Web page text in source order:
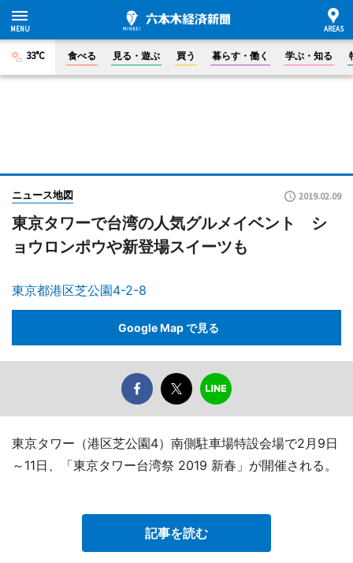
33°C 食べる 見る・遊ぶ 買う 暮らす・働く 学ぶ・知る
ニュース地図 2019.02.09
東京タワーで台湾の人気グルメイベント シ
ョウロンポウや新登場スイーツも
東京都港区芝公園4-2-8
Google Map で見る
東京タワー（港区芝公園4）南側駐車場特設会場で2月9日
～11日、「東京タワー台湾祭 2019 新春」が開催される。
記事を読む